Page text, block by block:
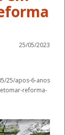
25/05/2023
25/apos-6-anos
reforma-